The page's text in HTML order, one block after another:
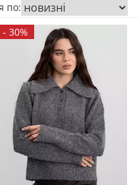
по:
- 30%